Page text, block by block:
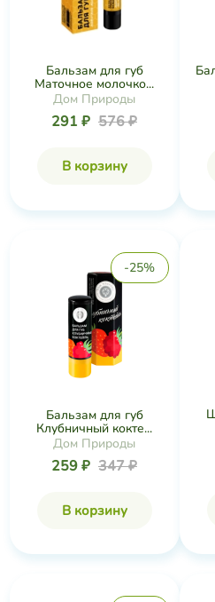
Бальзам для губ
Маточное молочко...
Дом Природы
291 ₽ 576 ₽
В корзину
-25%
Бальзам для губ
Клубничный кокте...
Дом Природы
259 ₽ 347 ₽
В корзину